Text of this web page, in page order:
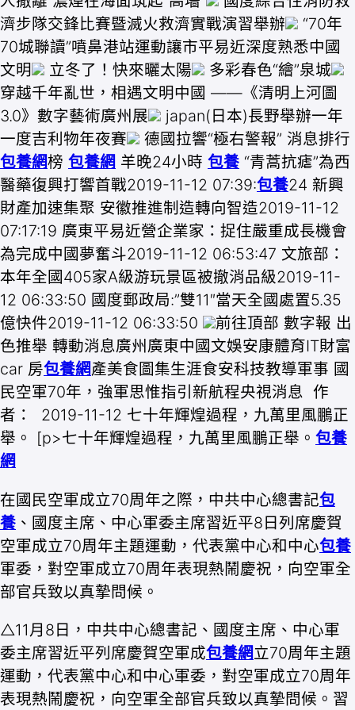
濟步隊交鋒比賽暨滅火救濟實戰演習舉辦
“70年
70城聯讀”噴鼻港站運動讓市平易近深度熟悉中國
文明
立冬了！快來曬太陽
多彩春色“繪”泉城
穿越千年亂世，相遇文明中國 ——《清明上河圖
3.0》數字藝術廣州展
japan(日本)長野舉辦一年
一度吉利物年夜賽
德國拉響“極右警報” 消息排行
包養網榜 包養網 羊晚24小時 包養 “青蒿抗瘧”為西
醫藥復興打響首戰2019-11-12 07:39:包養24 新興
財產加速集聚 安徽推進制造轉向智造2019-11-12
07:17:19 廣東平易近營企業家：捉住嚴重成長機會
為完成中國夢奮斗2019-11-12 06:53:47 文旅部：
本年全國405家A級游玩景區被撤消品級2019-11-
12 06:33:50 國度郵政局:”雙11″當天全國處置5.35
億快件2019-11-12 06:33:50
前往頂部 數字報 出
色推舉 轉動消息廣州廣東中國文娛安康體育IT財富
car 房包養網產美食圖集生涯食安科技教導軍事 國
民空軍70年，強軍思惟指引新航程央視消息 作
者： 2019-11-12 七十年輝煌過程，九萬里風鵬正
舉。 [p>七十年輝煌過程，九萬里風鵬正舉。 包養
網
在國民空軍成立70周年之際，中共中心總書記包
養 、國度主席、中心軍委主席習近平8日列席慶賀
空軍成立70周年主題運動，代表黨中心和中心包養
軍委，對空軍成立70周年表現熱鬧慶祝，向空軍全
部官兵致以真摯問候。
△11月8日，中共中心總書記、國度主席、中心軍
委主席習近平列席慶賀空軍成包養網立70周年主題
運動，代表黨中心和中心軍委，對空軍成立70周年
表現熱鬧慶祝，向空軍全部官兵致以真摯問候。習